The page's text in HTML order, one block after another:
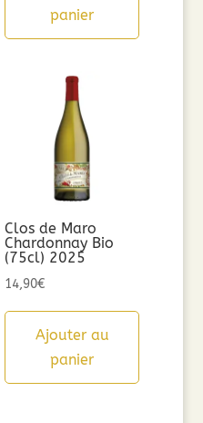
panier
Clos de Maro
Chardonnay Bio
(75cl) 2025
14,90€
Ajouter au
panier